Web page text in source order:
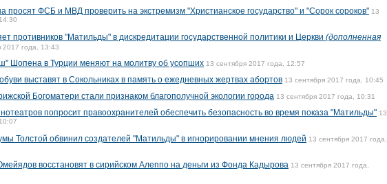
просят ФСБ и МВД проверить на экстремизм "Христианское государство" и "Сорок сороков" 13
противников "Матильды" в дискредитации государственной политики и Церкви (дополненная
2017 года, 13:43
Шопена в Турции меняют на молитву об усопших 13 сентября 2017 года, 12:57
выставят в Сокольниках в память о ежедневных жертвах абортов 13 сентября 2017 года, 10:45
Богоматери стали признаком благополучной экологии города 13 сентября 2017 года, 10:31
попросит правоохранителей обеспечить безопасность во время показа "Матильды" 13
Толстой обвинил создателей "Матильды" в игнорировании мнения людей 13 сентября 2017 года,
восстановят в сирийском Алеппо на деньги из Фонда Кадырова 13 сентября 2017 года,